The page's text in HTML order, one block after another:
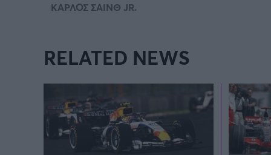
ΚΑΡΛΟΣ ΣΑΙΝΘ JR.
RELATED NEWS